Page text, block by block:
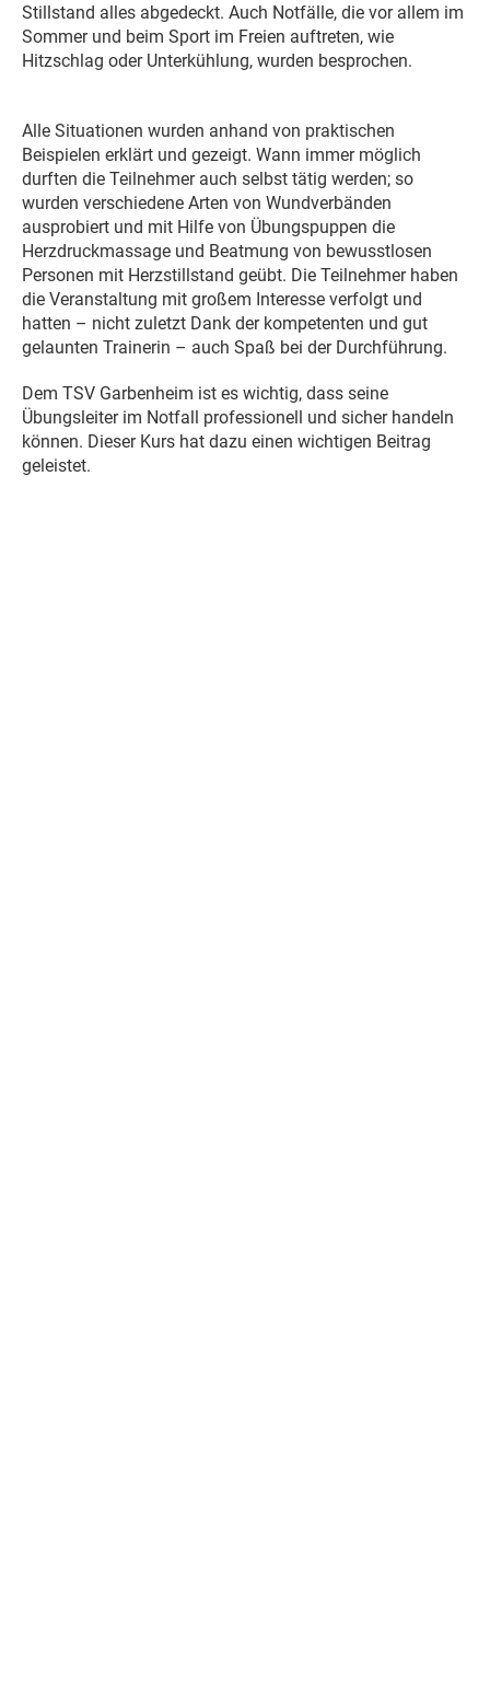
Stillstand alles abgedeckt. Auch Notfälle, die vor allem im
Sommer und beim Sport im Freien auftreten, wie
Hitzschlag oder Unterkühlung, wurden besprochen.
Alle Situationen wurden anhand von praktischen
Beispielen erklärt und gezeigt. Wann immer möglich
durften die Teilnehmer auch selbst tätig werden; so
wurden verschiedene Arten von Wundverbänden
ausprobiert und mit Hilfe von Übungspuppen die
Herzdruckmassage und Beatmung von bewusstlosen
Personen mit Herzstillstand geübt. Die Teilnehmer haben
die Veranstaltung mit großem Interesse verfolgt und
hatten – nicht zuletzt Dank der kompetenten und gut
gelaunten Trainerin – auch Spaß bei der Durchführung.
Dem TSV Garbenheim ist es wichtig, dass seine
Übungsleiter im Notfall professionell und sicher handeln
können. Dieser Kurs hat dazu einen wichtigen Beitrag
geleistet.